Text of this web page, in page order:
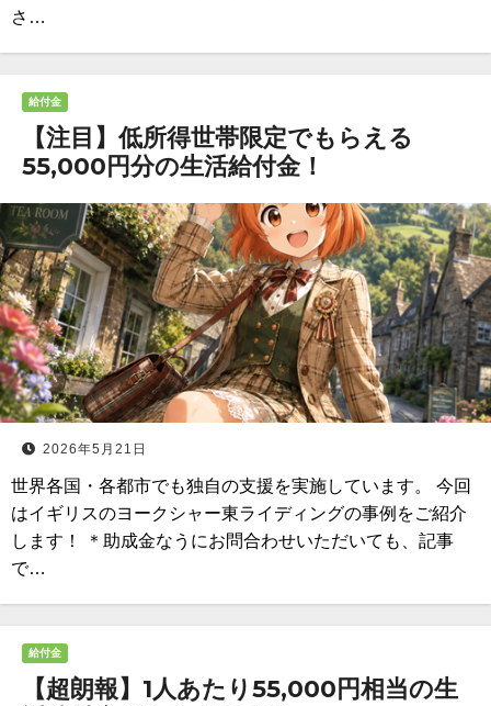
さ…
給付金
【注目】低所得世帯限定でもらえる
55,000円分の生活給付金！
2026年5月21日
世界各国・各都市でも独自の支援を実施しています。 今回
はイギリスのヨークシャー東ライディングの事例をご紹介
します！ ＊助成金なうにお問合わせいただいても、記事
で…
給付金
【超朗報】1人あたり55,000円相当の生